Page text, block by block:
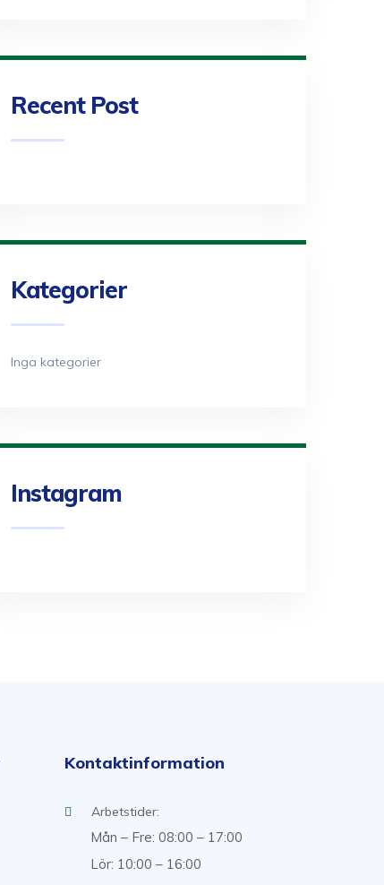
Recent Post
Kategorier
Inga kategorier
Instagram
Kontaktinformation
Arbetstider:
Mån – Fre: 08:00 – 17:00
Lör: 10:00 – 16:00